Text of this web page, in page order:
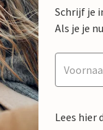
Schrijf je
Als je je
Lees hier